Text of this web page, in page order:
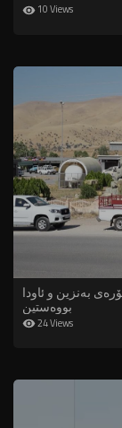
10 Views
بەنزین و ئاودا
بووەستین
24 Views